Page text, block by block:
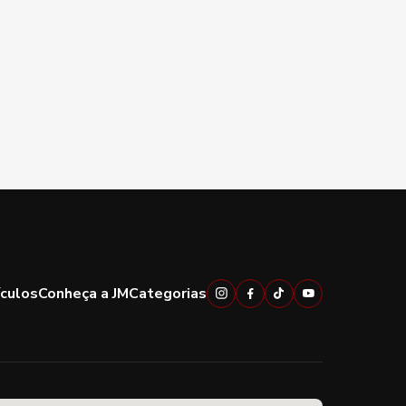
Conheça a JMCategorias